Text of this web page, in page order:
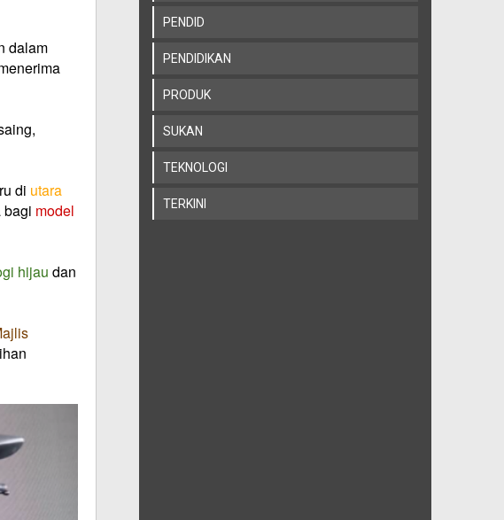
dalam
di utara
bagi model
hijau dan
PENDID
PENDIDIKAN
PRODUK
SUKAN
TEKNOLOGI
TERKINI